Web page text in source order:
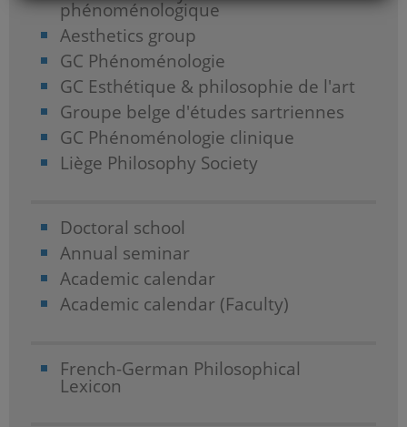
phénoménologique
Aesthetics group
GC Phénoménologie
GC Esthétique & philosophie de l'art
Groupe belge d'études sartriennes
GC Phénoménologie clinique
Liège Philosophy Society
Doctoral school
Annual seminar
Academic calendar
Academic calendar (Faculty)
French-German Philosophical
Lexicon